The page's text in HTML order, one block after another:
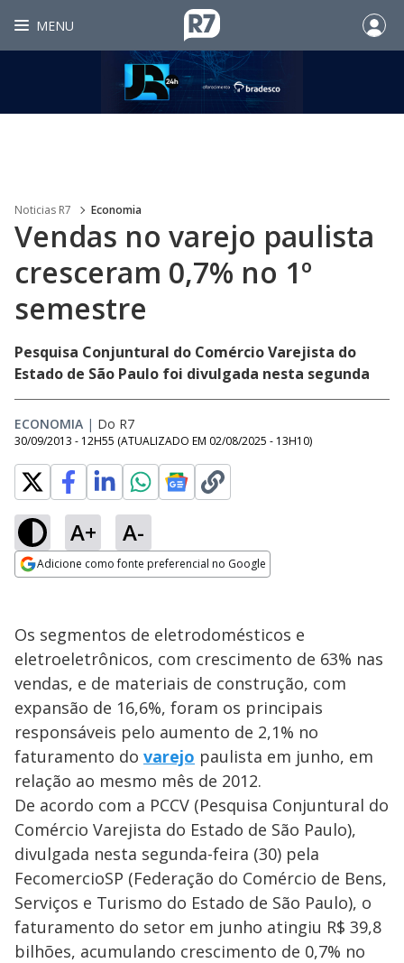
MENU
Noticias R7 Economia
Vendas no varejo paulista
cresceram 0,7% no 1º
semestre
Pesquisa Conjuntural do Comércio Varejista do
Estado de São Paulo foi divulgada nesta segunda
ECONOMIA | Do R7
30/09/2013 - 12H55 (ATUALIZADO EM 02/08/2025 - 13H10)
A+ A-
Adicione como fonte preferencial no Google
Os segmentos de eletrodomésticos e
eletroeletrônicos, com crescimento de 63% nas
vendas, e de materiais de construção, com
expansão de 16,6%, foram os principais
responsáveis pelo aumento de 2,1% no
faturamento do varejo paulista em junho, em
relação ao mesmo mês de 2012.
De acordo com a PCCV (Pesquisa Conjuntural do
Comércio Varejista do Estado de São Paulo),
divulgada nesta segunda-feira (30) pela
FecomercioSP (Federação do Comércio de Bens,
Serviços e Turismo do Estado de São Paulo), o
faturamento do setor em junho atingiu R$ 39,8
bilhões, acumulando crescimento de 0,7% no